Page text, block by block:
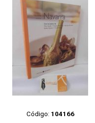
Código: 104166